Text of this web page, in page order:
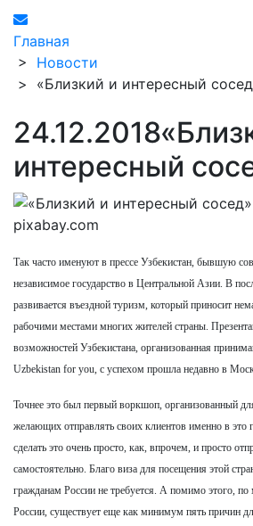
Главная
> Новости
> «Близкий и интересный
24.12.2018
интересный
pixabay.com
Так часто именуют в прессе Узбекистан, бывшую
независимое государство в Центральной Азии. В
развивается въездной туризм, который приносит
рабочими местами многих жителей страны.
возможностей Узбекистана, организованная
Uzbekistan for you, с успехом прошла недавно в
Точнее это был первый воркшоп, организованный
желающих отправлять своих клиентов именно в это
сделать это очень просто, как, впрочем, и просто
самостоятельно. Благо виза для посещения этой
гражданам России не требуется. А помимо этого,
России, существует еще как минимум пять причин